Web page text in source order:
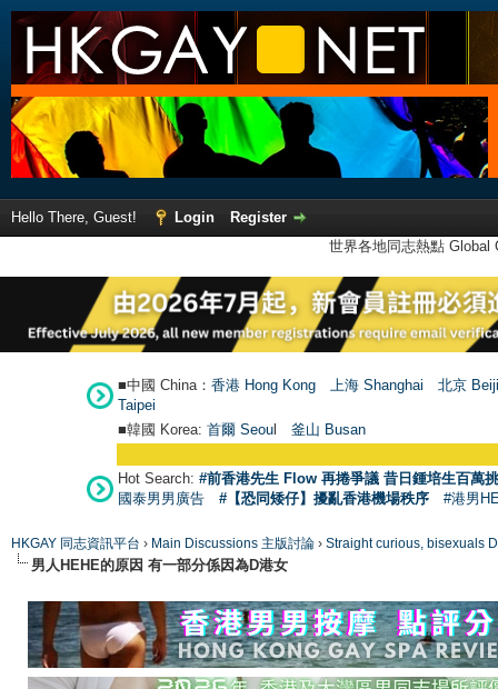
Hello There, Guest! Login
Register
世界各地同志熱點
■中國 China： 香港 Hong Kong 上海 Shanghai
北京
Taipei
■韓國 Korea: 首爾 Seoul 釜山 Busan
Hot Search: #前香港先生 Flow 再捲爭議 昔日鍾培生百萬
國泰男男廣告
#【恐同矮仔】擾亂香港機場秩序 #港男
HKGAY 同志資訊平台 › Main Discussions 主版討論 › Straight curious, bisexuals
男人HEHE的原因 有一部分係因為D港女